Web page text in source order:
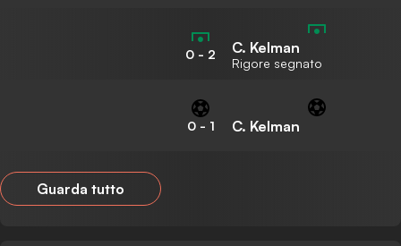
0 - 2 C. Kelman
Rigore segnato
0- 1 C. Kelman
Guarda tutto